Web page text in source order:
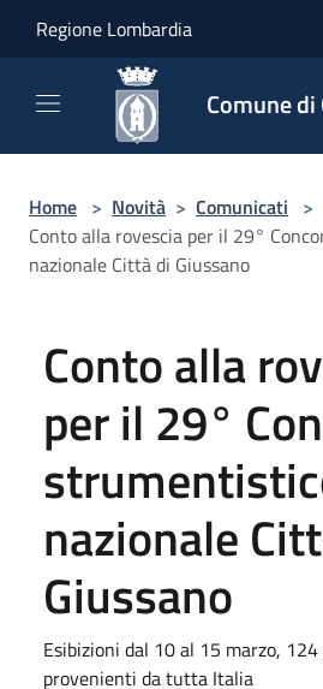
Regione Lombardia
Comune di
Home > Novità > Comunicati >
Conto alla rovescia per il 29°
nazionale Città di Giussano
Conto alla
per il 29°
nazionale
Giussano
Esibizioni dal 10 al 15 marzo,
provenienti da tutta Italia